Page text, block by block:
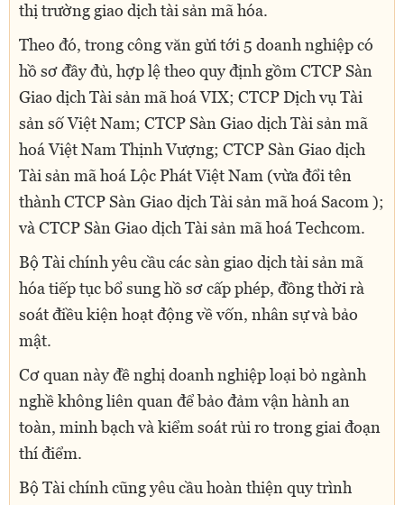
thị trường giao dịch tài sản mã hóa.
Theo đó, trong công văn gửi tới 5 doanh nghiệp có
hồ sơ đầy đủ, hợp lệ theo quy định gồm CTCP Sàn
Giao dịch Tài sản mã hoá VIX; CTCP Dịch vụ Tài
sản số Việt Nam; CTCP Sàn Giao dịch Tài sản mã
hoá Việt Nam Thịnh Vượng; CTCP Sàn Giao dịch
Tài sản mã hoá Lộc Phát Việt Nam (vừa đổi tên
thành CTCP Sàn Giao dịch Tài sản mã hoá Sacom );
và CTCP Sàn Giao dịch Tài sản mã hoá Techcom.
Bộ Tài chính yêu cầu các sàn giao dịch tài sản mã
hóa tiếp tục bổ sung hồ sơ cấp phép, đồng thời rà
soát điều kiện hoạt động về vốn, nhân sự và bảo
mật.
Cơ quan này đề nghị doanh nghiệp loại bỏ ngành
nghề không liên quan để bảo đảm vận hành an
toàn, minh bạch và kiểm soát rủi ro trong giai đoạn
thí điểm.
Bộ Tài chính cũng yêu cầu hoàn thiện quy trình